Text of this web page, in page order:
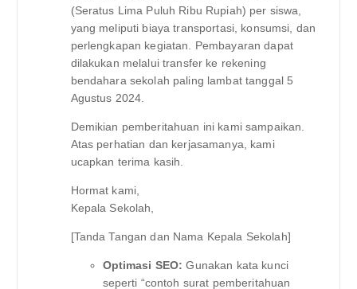
(Seratus Lima Puluh Ribu Rupiah) per siswa,
yang meliputi biaya transportasi, konsumsi, dan
perlengkapan kegiatan. Pembayaran dapat
dilakukan melalui transfer ke rekening
bendahara sekolah paling lambat tanggal 5
Agustus 2024.
Demikian pemberitahuan ini kami sampaikan.
Atas perhatian dan kerjasamanya, kami
ucapkan terima kasih.
Hormat kami,
Kepala Sekolah,
[Tanda Tangan dan Nama Kepala Sekolah]
Optimasi SEO: Gunakan kata kunci
seperti “contoh surat pemberitahuan